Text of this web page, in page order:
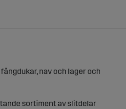
nav och lager och
sortiment av slitdelar